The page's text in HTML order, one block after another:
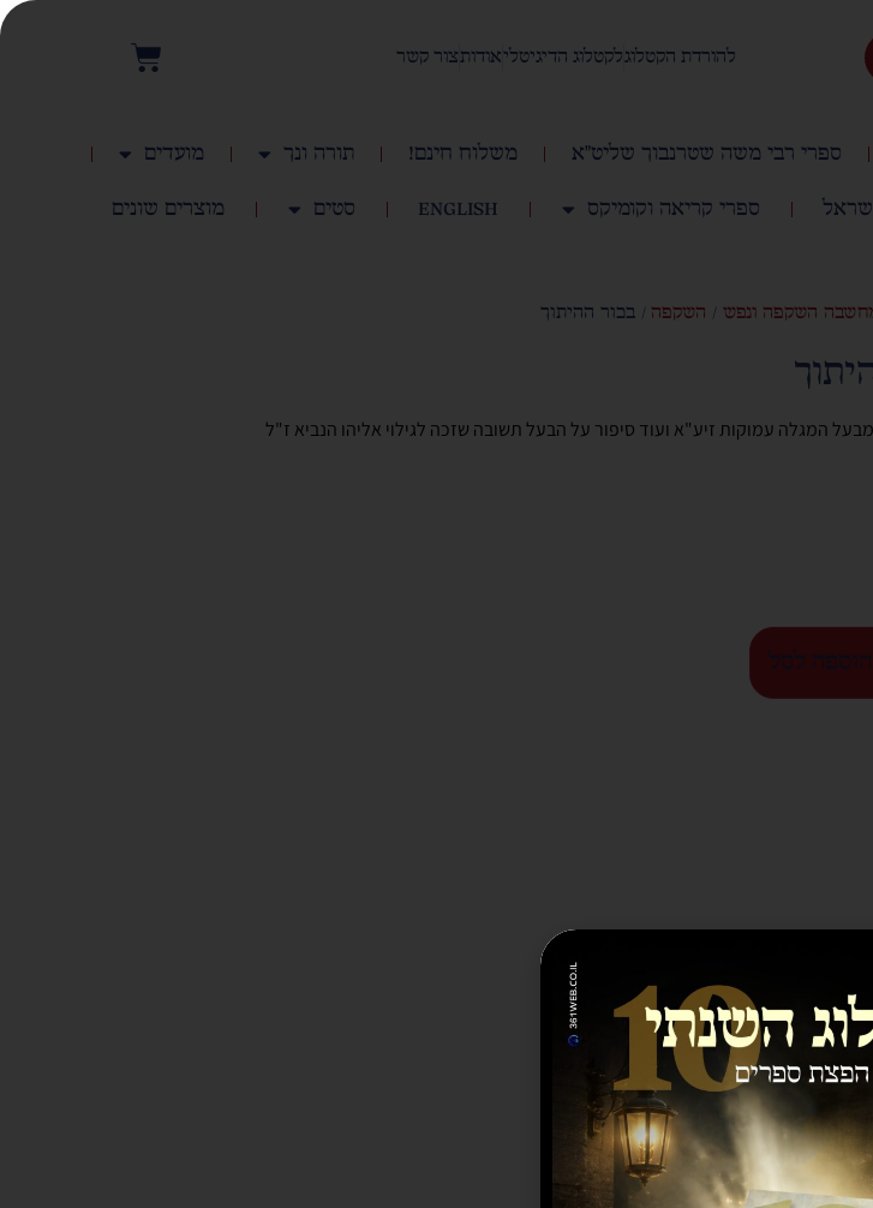
להורדת הקטלוג לקטלוג הדיגיטלי אודות צור קשר
ספרי רבי משה שטרנבוך שליט"א משלוח חינם! תורה ונך מועדים
ספרי קריאה וקומיקס English סטים מוצרים שונים
השקפה ונפש / השקפה / בכור ההיתוך
המגלה עמוקות זיע"א ועוד סיפור על הבעל תשובה שזכה לגילוי אליהו הנביא ז"ל
הוספה לסל